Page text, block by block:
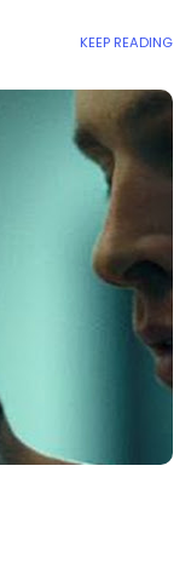
KEEP READING